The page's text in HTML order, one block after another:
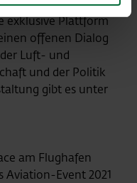
Airways) und viele
exklusive Plattform
offenen Dialog
Luft- und
und der Politik
gibt es unter
am Flughafen
Aviation-Event 2021